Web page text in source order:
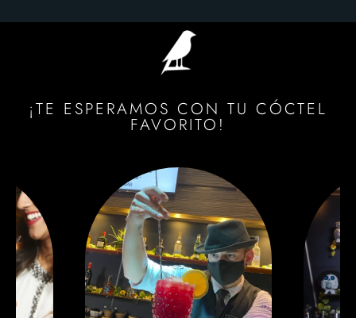
¡TE ESPERAMOS CON TU CÓCTEL
FAVORITO!